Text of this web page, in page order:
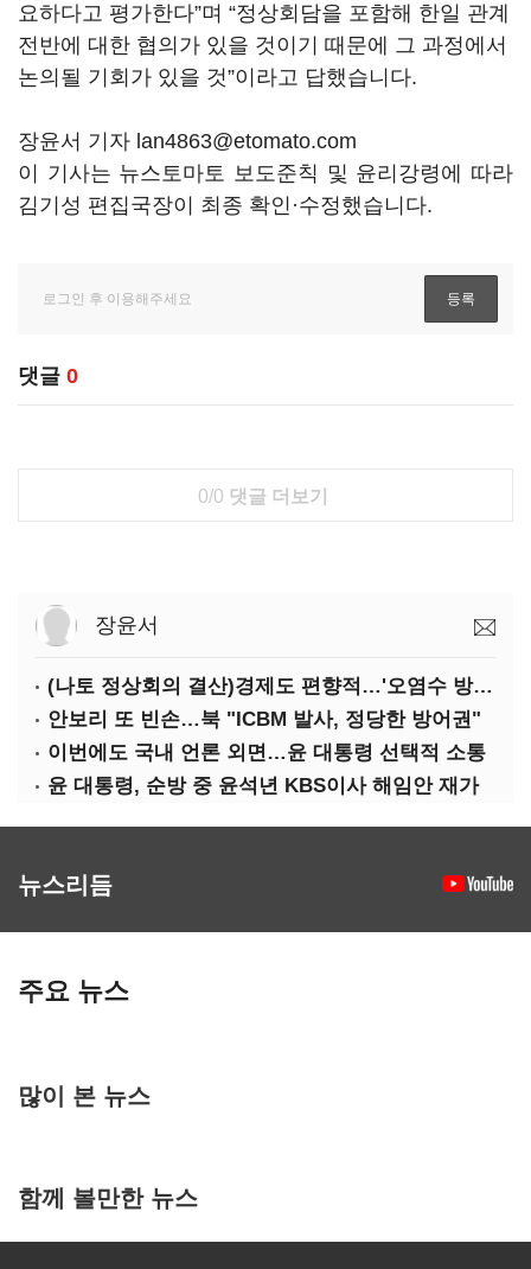
요하다고 평가한다”며 “정상회담을 포함해 한일 관계
전반에 대한 협의가 있을 것이기 때문에 그 과정에서
논의될 기회가 있을 것”이라고 답했습니다.
장윤서 기자 lan4863@etomato.com
이 기사는 뉴스토마토 보도준칙 및 윤리강령에 따라
김기성 편집국장이 최종 확인·수정했습니다.
댓글 0
0/0 댓글 더보기
장윤서
(나토 정상회의 결산)경제도 편향적…'오염수 방류'만 용인
안보리 또 빈손…북 "ICBM 발사, 정당한 방어권"
이번에도 국내 언론 외면…윤 대통령 선택적 소통
윤 대통령, 순방 중 윤석년 KBS이사 해임안 재가
뉴스리듬
주요 뉴스
많이 본 뉴스
함께 볼만한 뉴스